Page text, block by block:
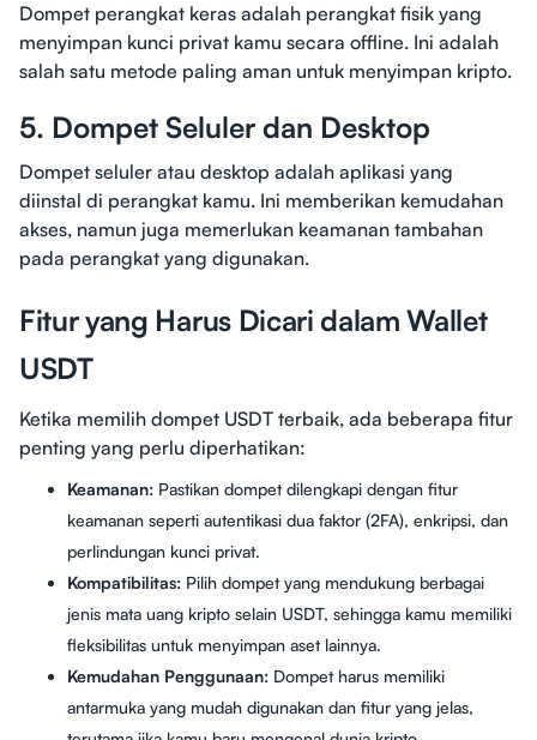
Dompet perangkat keras adalah perangkat fisik yang
menyimpan kunci privat kamu secara offline. Ini adalah
salah satu metode paling aman untuk menyimpan kripto.
5. Dompet Seluler dan Desktop
Dompet seluler atau desktop adalah aplikasi yang
diinstal di perangkat kamu. Ini memberikan kemudahan
akses, namun juga memerlukan keamanan tambahan
pada perangkat yang digunakan.
Fitur yang Harus Dicari dalam Wallet
USDT
Ketika memilih dompet USDT terbaik, ada beberapa fitur
penting yang perlu diperhatikan:
Keamanan: Pastikan dompet dilengkapi dengan fitur
keamanan seperti autentikasi dua faktor (2FA), enkripsi, dan
perlindungan kunci privat.
Kompatibilitas: Pilih dompet yang mendukung berbagai
jenis mata uang kripto selain USDT, sehingga kamu memiliki
fleksibilitas untuk menyimpan aset lainnya.
Kemudahan Penggunaan: Dompet harus memiliki
antarmuka yang mudah digunakan dan fitur yang jelas,